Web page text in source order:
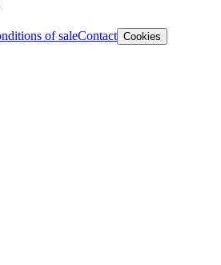
of saleContact Cookies